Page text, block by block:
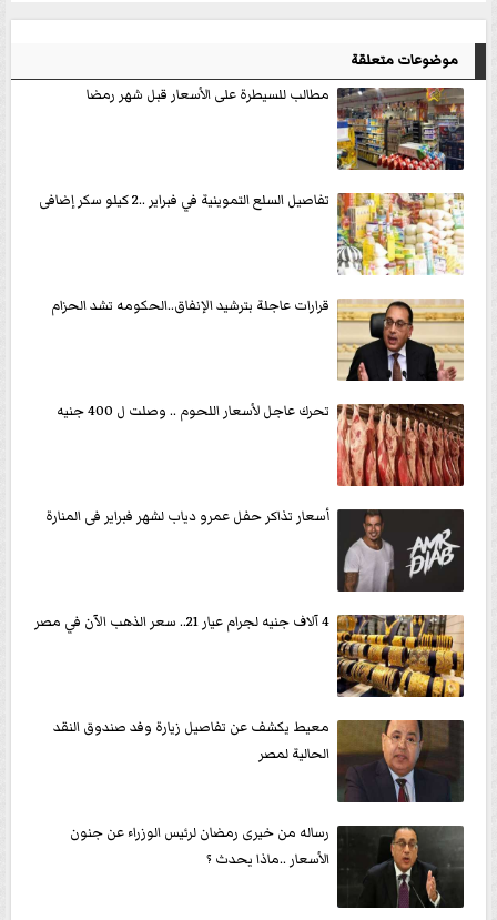
موضوعات متعلقة
مطالب للسيطرة على الأسعار قبل شهر رمضا
تفاصيل السلع التموينية في فبراير ..2 كيلو سكر إضافى
قرارات عاجلة بترشيد الإنفاق..الحكومه تشد الحزام
تحرك عاجل لأسعار اللحوم .. وصلت ل 400 جنيه
أسعار تذاكر حفل عمرو دياب لشهر فبراير فى المنارة
4 آلاف جنيه لجرام عيار 21.. سعر الذهب الآن في مصر
معيط يكشف عن تفاصيل زيارة وفد صندوق النقد
الحالية لمصر
رساله من خيرى رمضان لرئيس الوزراء عن جنون
الأسعار ..ماذا يحدث ؟